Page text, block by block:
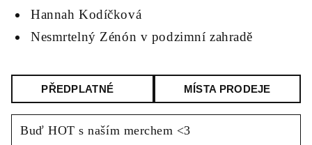
Hannah Kodíčková
Nesmrtelný Zénón v podzimní zahradě
PŘEDPLATNÉ MÍSTA PRODEJE
Buď HOT s naším merchem <3